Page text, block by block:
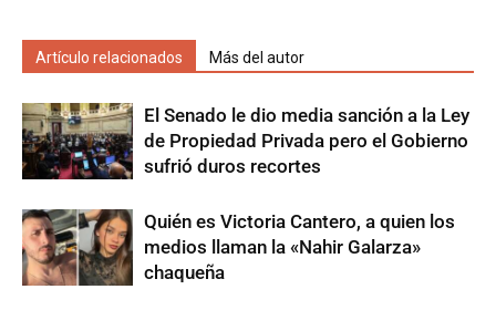
Artículo relacionados Más del autor
El Senado le dio media sanción a la Ley
de Propiedad Privada pero el Gobierno
sufrió duros recortes
Quién es Victoria Cantero, a quien los
medios llaman la «Nahir Galarza»
chaqueña